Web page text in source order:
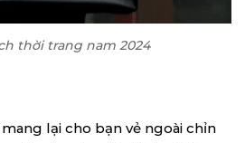
thời trang nam 2024
lại cho bạn vẻ ngoài chỉn